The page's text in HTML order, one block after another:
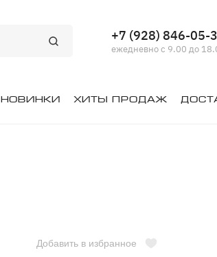
+7 (928) 846-05-
ежедневно с 9.00 до
Новинки Хиты продаж
Добавить в избранное